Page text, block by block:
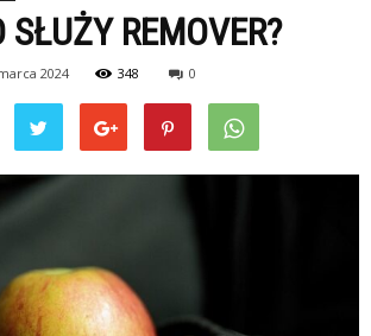
SŁUŻY REMOVER?
2024 348 0